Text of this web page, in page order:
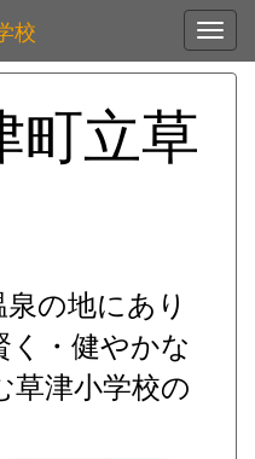
校
町立草
の地にあり
・健やかな
草津小学校の